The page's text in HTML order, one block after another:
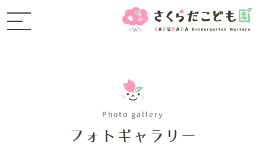
Photo gallery
フォトギャラリー